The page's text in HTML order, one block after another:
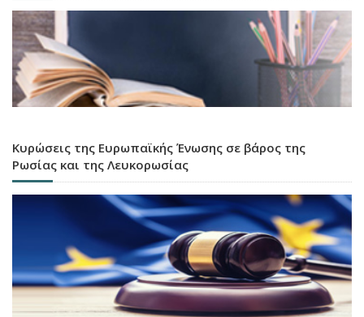
Κυρώσεις της Ευρωπαϊκής Ένωσης σε βάρος της
Ρωσίας και της Λευκορωσίας